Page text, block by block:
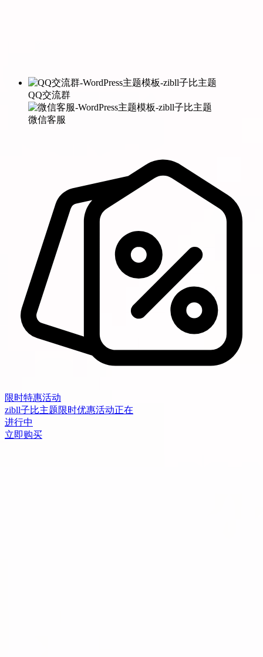
QQ交流群
微信客服
限时特惠活动
zibll子比主题限时优惠活动正在
进行中
立即购买